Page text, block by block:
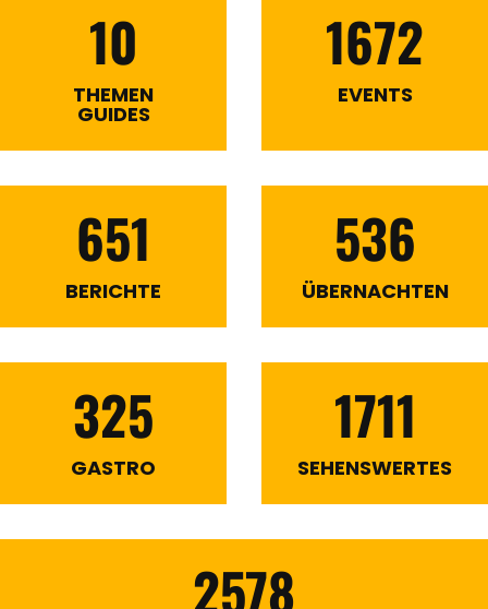
10
THEMEN
GUIDES
1672
EVENTS
651
BERICHTE
536
ÜBERNACHTEN
325
GASTRO
1711
SEHENSWERTES
2578